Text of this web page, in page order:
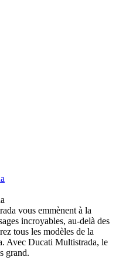
vous emmènent à la
incroyables, au-delà des
tous les modèles de la
Avec Ducati Multistrada, le
grand.